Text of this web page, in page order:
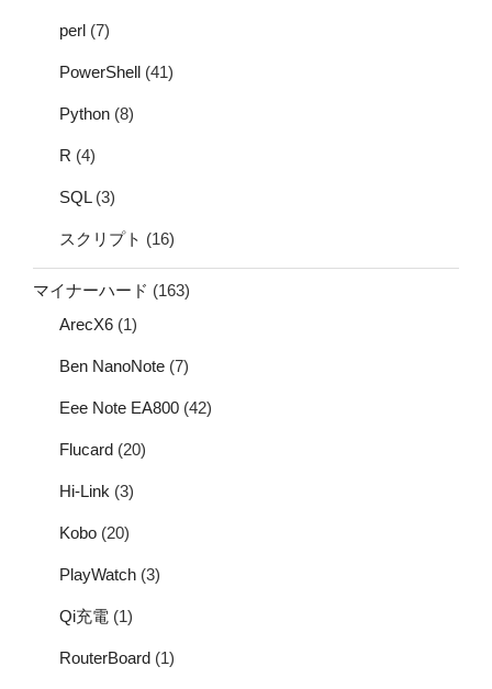
perl (7)
PowerShell (41)
Python (8)
R (4)
SQL(3)
スクリプト (16)
マイナーハード (163)
ArecX6 (1)
Ben NanoNote (7)
Eee Note EA800 (42)
Flucard (20)
Hi-Link (3)
Kobo (20)
PlayWatch (3)
Qi充電 (1)
RouterBoard (1)